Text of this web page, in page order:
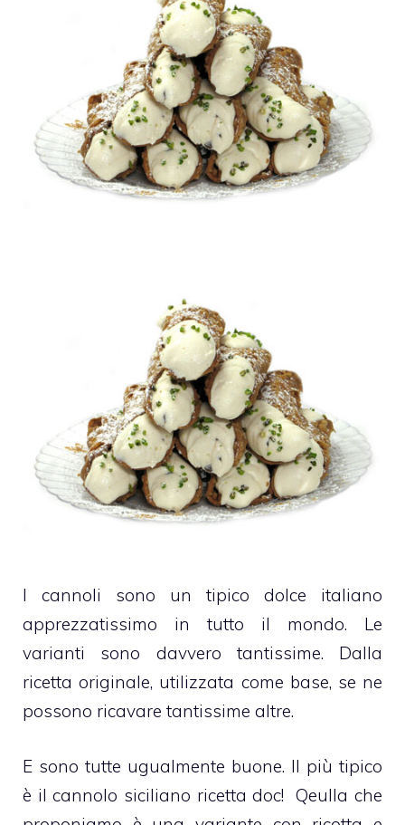
I cannoli sono un tipico dolce italiano
apprezzatissimo in tutto il mondo. Le
varianti sono davvero tantissime. Dalla
ricetta originale, utilizzata come base, se ne
possono ricavare tantissime altre.
E sono tutte ugualmente buone. Il più tipico
è ilcannolo siciliano ricetta doc! Qeulla che